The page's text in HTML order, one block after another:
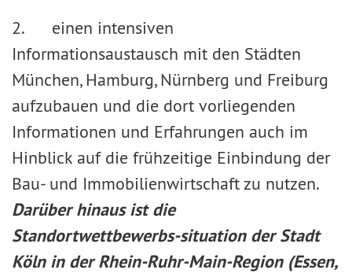
2. einen intensiven
Informationsaustausch mit den Städten
München, Hamburg, Nürnberg und Freiburg
aufzubauen und die dort vorliegenden
Informationen und Erfahrungen auch im
Hinblick auf die frühzeitige Einbindung der
Bau- und Immobilienwirtschaft zu nutzen.
Darüber hinaus ist die
Standortwettbewerbs-situation der Stadt
Köln in der Rhein-Ruhr-Main-Region (Essen,